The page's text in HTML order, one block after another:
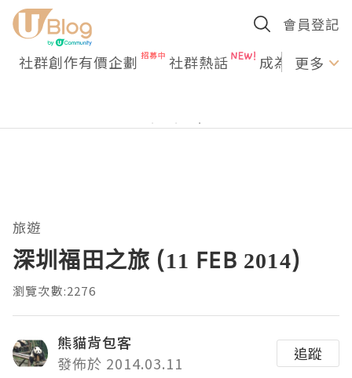
會員登記
社群創作有價企劃 社群熱話 成為U更多
旅遊
深圳福田之旅 (11 FEB 2014)
瀏覽次數:2276
熊貓背包客
發佈於 2014.03.11
追蹤